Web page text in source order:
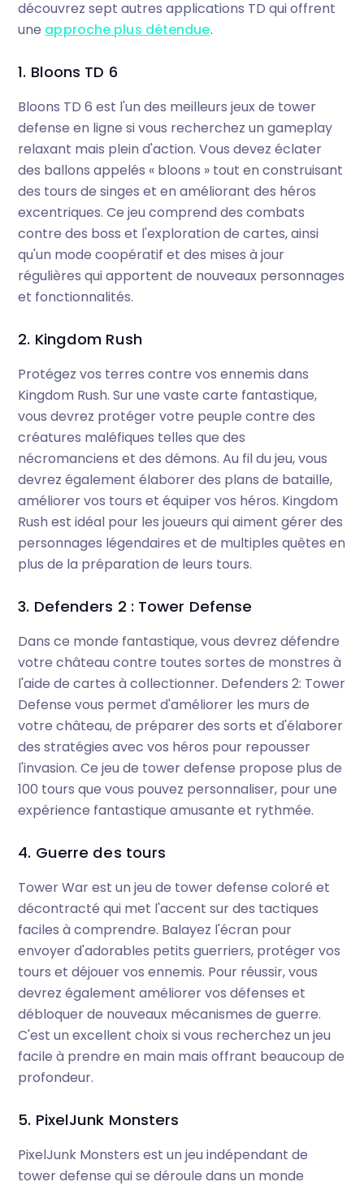
découvrez sept autres applications TD qui offrent
une approche plus détendue.
1. Bloons TD 6
Bloons TD 6 est l'un des meilleurs jeux de tower
defense en ligne si vous recherchez un gameplay
relaxant mais plein d'action. Vous devez éclater
des ballons appelés « bloons » tout en construisant
des tours de singes et en améliorant des héros
excentriques. Ce jeu comprend des combats
contre des boss et l'exploration de cartes, ainsi
qu'un mode coopératif et des mises à jour
régulières qui apportent de nouveaux personnages
et fonctionnalités.
2. Kingdom Rush
Protégez vos terres contre vos ennemis dans
Kingdom Rush. Sur une vaste carte fantastique,
vous devrez protéger votre peuple contre des
créatures maléfiques telles que des
nécromanciens et des démons. Au fil du jeu, vous
devrez également élaborer des plans de bataille,
améliorer vos tours et équiper vos héros. Kingdom
Rush est idéal pour les joueurs qui aiment gérer des
personnages légendaires et de multiples quêtes en
plus de la préparation de leurs tours.
3. Defenders 2 : Tower Defense
Dans ce monde fantastique, vous devrez défendre
votre château contre toutes sortes de monstres à
l'aide de cartes à collectionner. Defenders 2: Tower
Defense vous permet d'améliorer les murs de
votre château, de préparer des sorts et d'élaborer
des stratégies avec vos héros pour repousser
l'invasion. Ce jeu de tower defense propose plus de
100 tours que vous pouvez personnaliser, pour une
expérience fantastique amusante et rythmée.
4. Guerre des tours
Tower War est un jeu de tower defense coloré et
décontracté qui met l'accent sur des tactiques
faciles à comprendre. Balayez l'écran pour
envoyer d'adorables petits guerriers, protéger vos
tours et déjouer vos ennemis. Pour réussir, vous
devrez également améliorer vos défenses et
débloquer de nouveaux mécanismes de guerre.
C'est un excellent choix si vous recherchez un jeu
facile à prendre en main mais offrant beaucoup de
profondeur.
5. PixelJunk Monsters
PixelJunk Monsters est un jeu indépendant de
tower defense qui se déroule dans un monde